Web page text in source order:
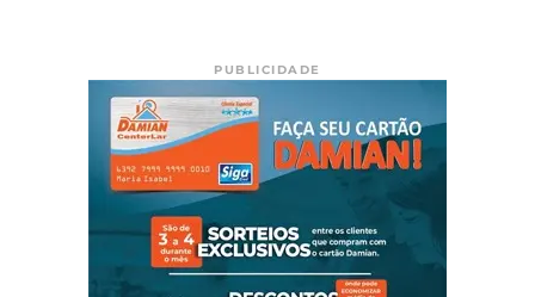
PUBLICIDADE